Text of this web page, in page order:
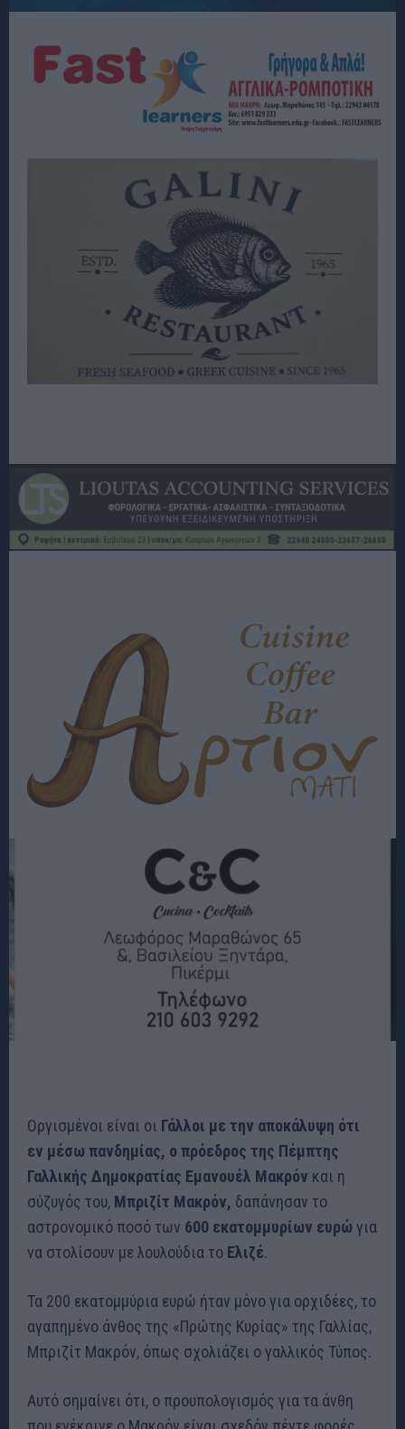
Οργισμένοι είναι οι Γάλλοι με την αποκάλυψη ότι
εν μέσω πανδημίας, ο πρόεδρος της Πέμπτης
Γαλλικής Δημοκρατίας Εμανουέλ Μακρόν και η
σύζυγός του, Μπριζίτ Μακρόν, δαπάνησαν το
αστρονομικό ποσό των 600 εκατομμυρίων ευρώγια
να στολίσουν με λουλούδια το Ελιζέ.
Τα 200 εκατομμύρια ευρώ ήταν μόνο για ορχιδέες, το
αγαπημένο άνθος της «Πρώτης Κυρίας» της Γαλλίας,
Μπριζίτ Μακρόν, όπως σχολιάζει ο γαλλικός Τύπος.
Αυτό σημαίνει ότι, ο προυπολογισμός για τα άνθη